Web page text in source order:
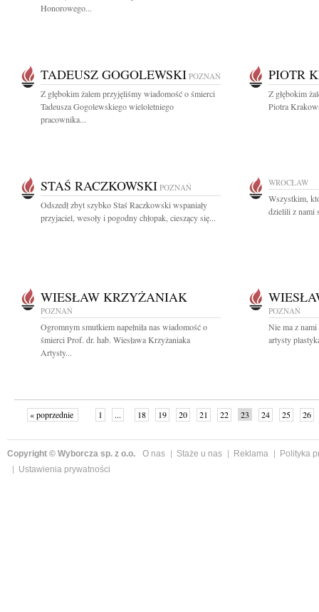
Honorowego...
TADEUSZ GOGOLEWSKI POZNAŃ
Z głębokim żalem przyjęliśmy wiadomość o śmierci
Tadeusza Gogolewskiego wieloletniego
pracownika...
PIOTR
Z głębokim
Piotra
STAŚ RACZKOWSKI POZNAŃ
Odszedł zbyt szybko Staś Raczkowski wspaniały
przyjaciel, wesoły i pogodny chłopak, cieszący się...
WROCŁAW
Wszystkim,
dzielili z nami
WIESŁAW KRZYŻANIAK
POZNAŃ
Ogromnym smutkiem napełniła nas wiadomość o
śmierci Prof. dr. hab. Wiesława Krzyżaniaka
Artysty...
POZNAŃ
Nie ma z
artysty
« poprzednie 1 ... 18 19 20 21 22 23 24 25
26
Copyright © Wyborcza sp. z o.o. O nas Staże u nas Reklama
Polityka
Ustawienia prywatności